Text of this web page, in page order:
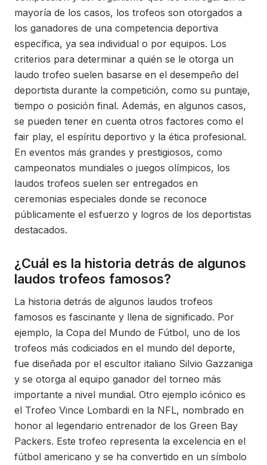
mayoría de los casos, los trofeos son otorgados a
los ganadores de una competencia deportiva
específica, ya sea individual o por equipos. Los
criterios para determinar a quién se le otorga un
laudo trofeo suelen basarse en el desempeño del
deportista durante la competición, como su puntaje,
tiempo o posición final. Además, en algunos casos,
se pueden tener en cuenta otros factores como el
fair play, el espíritu deportivo y la ética profesional.
En eventos más grandes y prestigiosos, como
campeonatos mundiales o juegos olímpicos, los
laudos trofeos suelen ser entregados en
ceremonias especiales donde se reconoce
públicamente el esfuerzo y logros de los deportistas
destacados.
¿Cuál es la historia detrás de algunos
laudos trofeos famosos?
La historia detrás de algunos laudos trofeos
famosos es fascinante y llena de significado. Por
ejemplo, la Copa del Mundo de Fútbol, uno de los
trofeos más codiciados en el mundo del deporte,
fue diseñada por el escultor italiano Silvio Gazzaniga
y se otorga al equipo ganador del torneo más
importante a nivel mundial. Otro ejemplo icónico es
el Trofeo Vince Lombardi en la NFL, nombrado en
honor al legendario entrenador de los Green Bay
Packers. Este trofeo representa la excelencia en el
fútbol americano y se ha convertido en un símbolo